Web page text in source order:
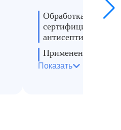
Обработка
антисептиками
Применение
средств для
Показать